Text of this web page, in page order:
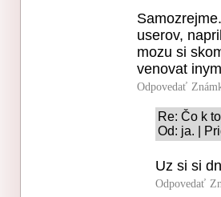
userov,
mozu si
venovat
Odpovedať
Re: Čo k
Od: ja. |
Uz si si
Odpovedať